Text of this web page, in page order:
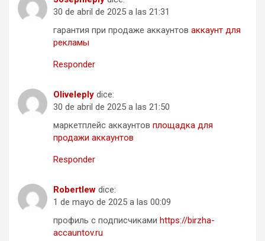
30 de abril de 2025 a las 21:31
гарантия при продаже аккаунтов аккаунт для
рекламы
Responder
Oliveleply dice:
30 de abril de 2025 a las 21:50
маркетплейс аккаунтов площадка для
продажи аккаунтов
Responder
Robertlew dice:
1 de mayo de 2025 a las 00:09
профиль с подписчиками https://birzha-
accauntov.ru